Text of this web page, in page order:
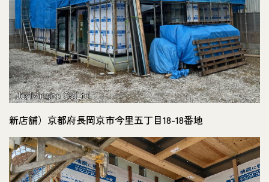
新店舗）京都府長岡京市今里五丁目18-18番地